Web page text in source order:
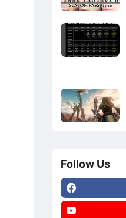
Follow Us